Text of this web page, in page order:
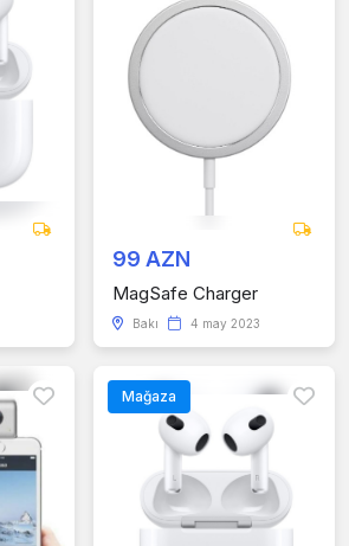
99 AZN
MagSafe Charger
Bakı 4 may 2023
Mağaza